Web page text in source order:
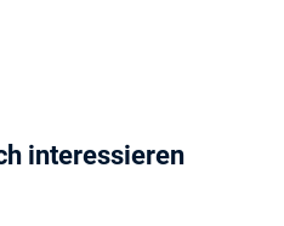
interessieren